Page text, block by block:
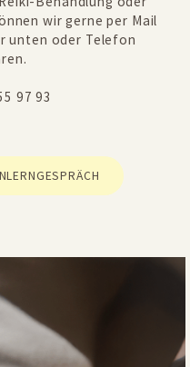
wir gerne per Mail
unten oder Telefon
97 93